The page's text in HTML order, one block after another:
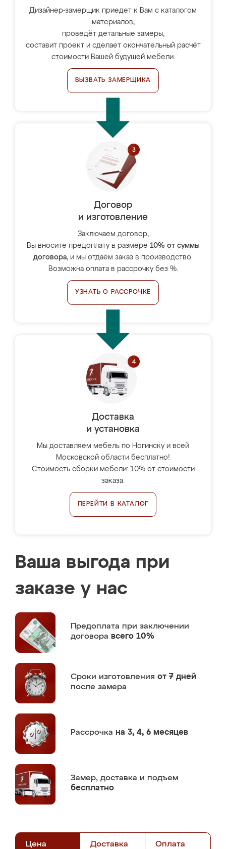
Дизайнер-замерщик приедет к Вам с каталогом
материалов,
проведёт детальные замеры,
составит проект и сделает окончательный расчёт
стоимости Вашей будущей мебели.
ВЫЗВАТЬ ЗАМЕРЩИКА
Договор
и изготовление
Заключаем договор,
Вы вносите предоплату в размере 10% от суммы
договора, и мы отдаём заказ в производство.
Возможна оплата в рассрочку без %.
УЗНАТЬ О РАССРОЧКЕ
Доставка
и установка
Мы доставляем мебель по Ногинску и всей
Московской области бесплатно!
Стоимость сборки мебели: 10% от стоимости
заказа.
ПЕРЕЙТИ В КАТАЛОГ
Ваша выгода при
заказе у нас
Предоплата при заключении
договора всего 10%
Сроки изготовления от 7 дней
после замера
Рассрочка на 3, 4, 6 месяцев
Замер, доставка и подъем
бесплатно
Цена Доставка Оплата